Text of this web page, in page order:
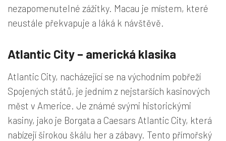
nezapomenutelné zážitky. Macau je místem, které
neustále překvapuje a láká k návštěvě.
Atlantic City – americká klasika
Atlantic City, nacházející se na východním pobřeží
Spojených států, je jedním z nejstarších kasinových
měst v Americe. Je známé svými historickými
kasiny, jako je Borgata a Caesars Atlantic City, která
nabízejí širokou škálu her a zábavy. Tento přímořský